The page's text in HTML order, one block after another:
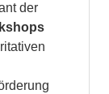
der